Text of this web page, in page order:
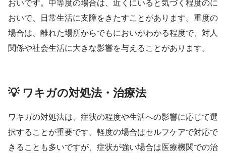
おいです。中等度の場合は、近くにいると気づく程度のに
おいで、日常生活に支障をきたすことがあります。重度の
場合は、離れた場所からでもにおいがわかる程度で、対人
関係や社会生活に大きな影響を与えることがあります。
💡 ワキガの対処法・治療法
ワキガの対処法は、症状の程度や生活への影響に応じて選
択することが重要です。軽度の場合はセルフケアで対応で
きることも多いですが、症状が強い場合は医療機関での治